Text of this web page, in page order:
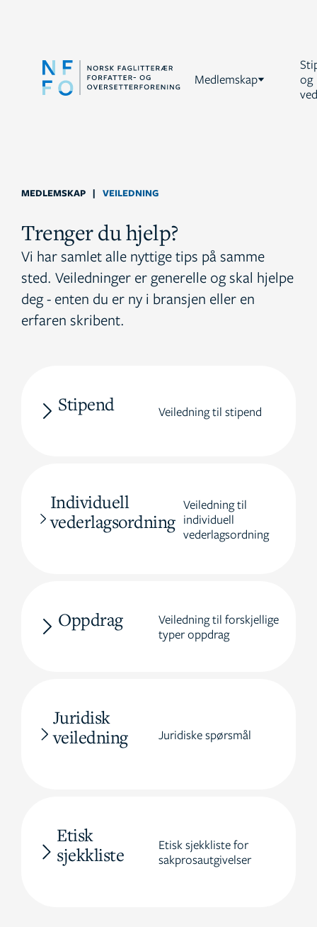
Medlemskap
og
MEDLEMSKAP | VEILEDNING
Trenger du hjelp?
Vi har samlet alle nyttige tips på samme
sted. Veiledninger er generelle og skal hjelpe
deg - enten du er ny i bransjen eller en
erfaren skribent.
Stipend Veiledning til stipend
Individuell
vederlagsordning
Veiledning til
individuell
vederlagsordning
Oppdrag
Veiledning til forskjellige
typer oppdrag
Juridisk
veiledning
Juridiske spørsmål
Etisk
sjekkliste
Etisk sjekkliste for
sakprosautgivelser